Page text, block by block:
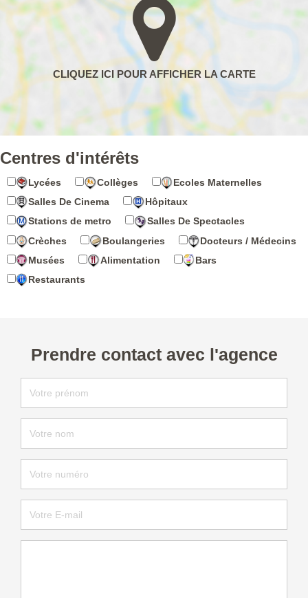
Centres d'intérêts
Lycées Collèges
Ecoles Maternelles
Salles De Cinema
Hôpitaux
Stations de metro
Salles De Spectacles
Crèches
Boulangeries
Docteurs / Médecins
Musées
Alimentation
Bars
Restaurants
Prendre contact avec l'agence